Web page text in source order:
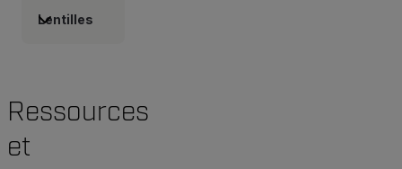
Lentilles
Ressources
et